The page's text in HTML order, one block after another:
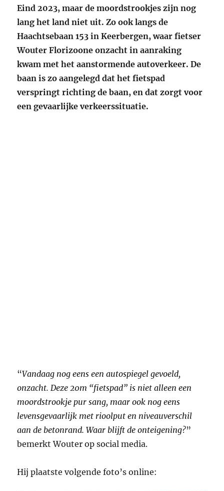
Eind 2023, maar de moordstrookjes zijn nog
lang het land niet uit. Zo ook langs de
Haachtsebaan 153 in Keerbergen, waar fietser
Wouter Florizoone onzacht in aanraking
kwam met het aanstormende autoverkeer. De
baan is zo aangelegd dat het fietspad
verspringt richting de baan, en dat zorgt voor
een gevaarlijke verkeerssituatie.
“Vandaag nog eens een autospiegel gevoeld,
onzacht. Deze 20m “fietspad” is niet alleen een
moordstrookje pur sang, maar ook nog eens
levensgevaarlijk met rioolput en niveauverschil
aan de betonrand. Waar blijft de onteigening?”
bemerkt Wouter op social media.
Hij plaatste volgende foto’s online: